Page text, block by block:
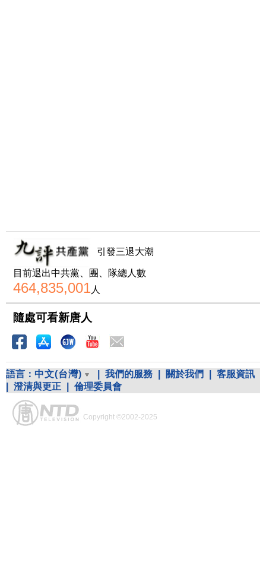
引發三退大潮
目前退出中共黨、團、隊總人數
464,835,001人
隨處可看新唐人
語言： 中文(台灣) 我們的服務 關於我們
客服資訊
澄清與更正 倫理委員會
Copyright ©2002-2025